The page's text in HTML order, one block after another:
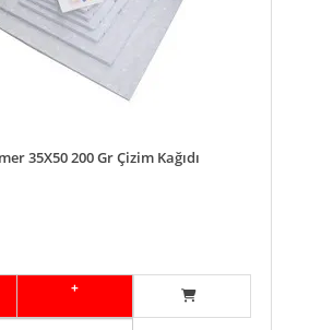
35X50 200 Gr Çizim Kağıdı
+